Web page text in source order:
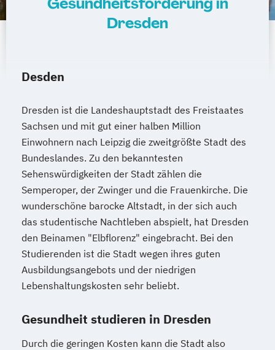
Dresden
Desden
Dresden ist die Landeshauptstadt des Freistaates
Sachsen und mit gut einer halben Million
Einwohnern nach Leipzig die zweitgrößte Stadt des
Bundeslandes. Zu den bekanntesten
Sehenswürdigkeiten der Stadt zählen die
Semperoper, der Zwinger und die Frauenkirche. Die
wunderschöne barocke Altstadt, in der sich auch
das studentische Nachtleben abspielt, hat Dresden
den Beinamen "Elbflorenz" eingebracht. Bei den
Studierenden ist die Stadt wegen ihres guten
Ausbildungsangebots und der niedrigen
Lebenshaltungskosten sehr beliebt.
Gesundheit studieren in Dresden
Durch die geringen Kosten kann die Stadt also